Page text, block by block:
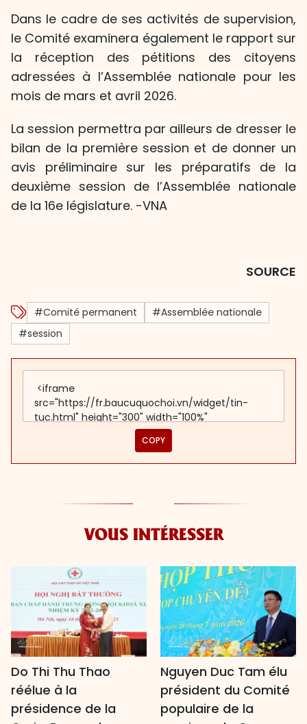
Dans le cadre de ses activités de supervision,
le Comité examinera également le rapport sur
la réception des pétitions des citoyens
adressées à l’Assemblée nationale pour les
mois de mars et avril 2026.
La session permettra par ailleurs de dresser le
bilan de la première session et de donner un
avis préliminaire sur les préparatifs de la
deuxième session de l’Assemblée nationale
de la 16e législature. -VNA
SOURCE
#Comité permanent
#Assemblée nationale
#session
COPY
VOUS INTÉRESSER
Do Thi Thu Thao
réélue à la
présidence de la
Nguyen Duc Tam élu
président du Comité
populaire de la